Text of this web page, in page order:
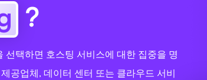
?
선택하면 호스팅 서비스에 대한 집중을 명
공업체, 데이터 센터 또는 클라우드 서비